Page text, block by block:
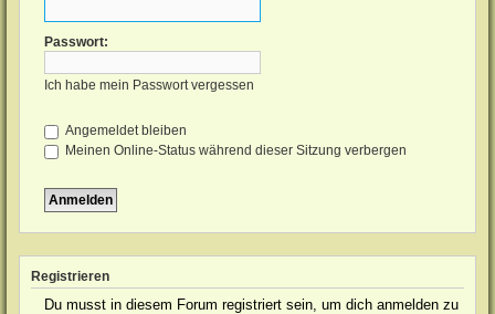
Passwort:
Ich habe mein Passwort vergessen
Angemeldet bleiben
Meinen Online-Status während dieser Sitzung verbergen
Registrieren
Du musst in diesem Forum registriert sein, um dich anmelden zu